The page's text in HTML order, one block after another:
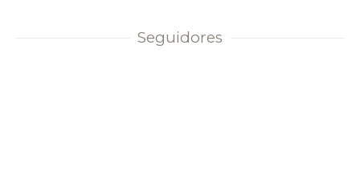
Seguidores